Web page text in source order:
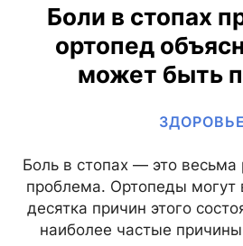
Боли в стопах
ортопед
может быть
ЗДОРОВЬЕ
Боль в стопах — это весьма
проблема. Ортопеды могут
десятка причин этого
наиболее частые